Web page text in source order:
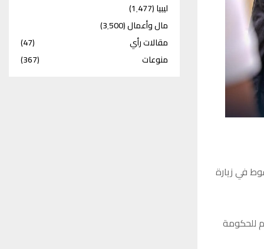
في زيارة
للحكومة
ليبيا(1٬477)
مال وأعمال(3٬500)
مقالات رأي
(47)
منوعات
(367)